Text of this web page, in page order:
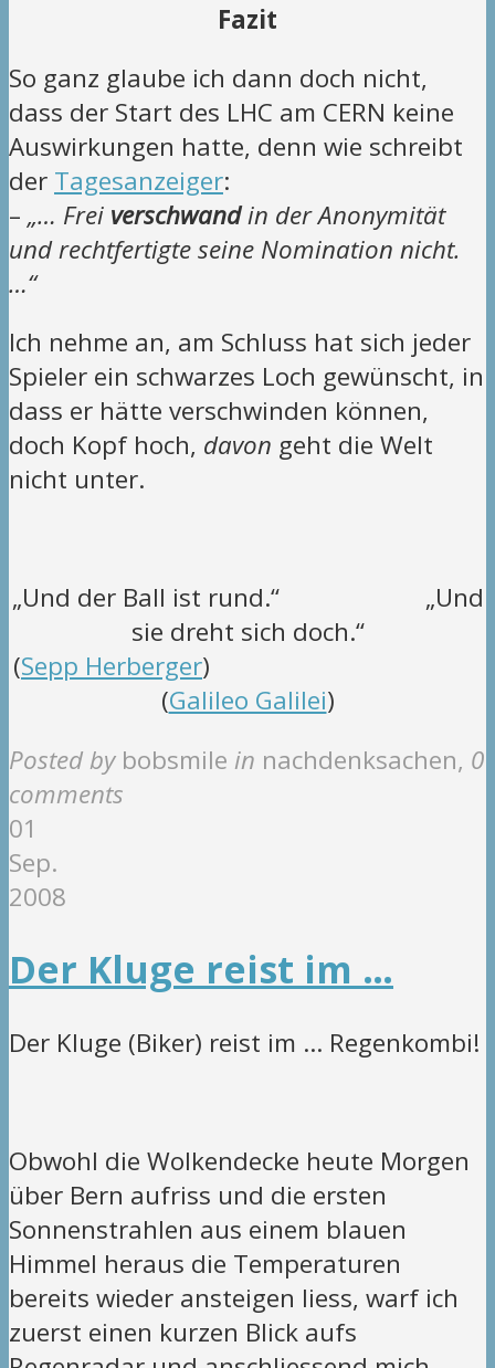
Fazit
So ganz glaube ich dann doch nicht,
dass der Start des LHC am CERN keine
Auswirkungen hatte, denn wie schreibt
der Tagesanzeiger:
– „… Frei verschwandin der Anonymität
und rechtfertigte seine Nomination nicht.
…“
Ich nehme an, am Schluss hat sich jeder
Spieler ein schwarzes Loch gewünscht, in
dass er hätte verschwinden können,
doch Kopf hoch, davon geht die Welt
nicht unter.
„Und der Ball ist rund.“ „Und
sie dreht sich doch.“
(Sepp Herberger)
(Galileo Galilei)
Posted by bobsmile in nachdenksachen, 0
comments
01
Sep.
2008
Der Kluge reist im …
Der Kluge (Biker) reist im … Regenkombi!
Obwohl die Wolkendecke heute Morgen
über Bern aufriss und die ersten
Sonnenstrahlen aus einem blauen
Himmel heraus die Temperaturen
bereits wieder ansteigen liess, warf ich
zuerst einen kurzen Blick aufs